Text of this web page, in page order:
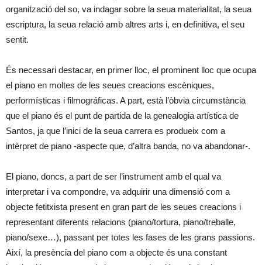
organització del so, va indagar sobre la seua materialitat, la seua
escriptura, la seua relació amb altres arts i, en definitiva, el seu
sentit.
És necessari destacar, en primer lloc, el prominent lloc que ocupa
el piano en moltes de les seues creacions escèniques,
performísticas i filmográficas. A part, està l’òbvia circumstància
que el piano és el punt de partida de la genealogia artística de
Santos, ja que l’inici de la seua carrera es produeix com a
intèrpret de piano -aspecte que, d’altra banda, no va abandonar-.
El piano, doncs, a part de ser l’instrument amb el qual va
interpretar i va compondre, va adquirir una dimensió com a
objecte fetitxista present en gran part de les seues creacions i
representant diferents relacions (piano/tortura, piano/treballe,
piano/sexe…), passant per totes les fases de les grans passions.
Així, la presència del piano com a objecte és una constant